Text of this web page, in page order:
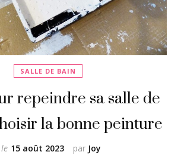
SALLE DE BAIN
repeindre sa salle de
la bonne peinture
par Joy
le 15 août 2023